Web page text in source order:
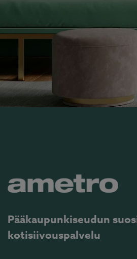
Pääkaupunkiseudun
kotisiivouspalvelu